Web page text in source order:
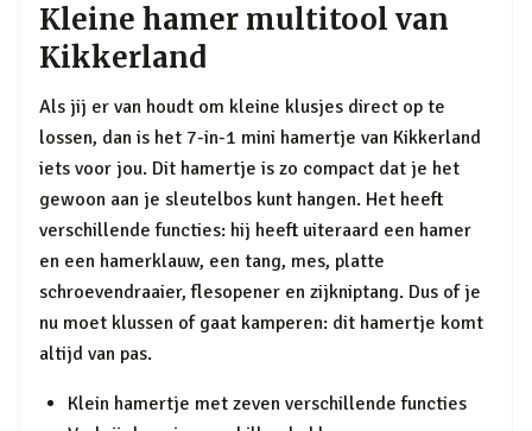
Kleine hamer multitool van
Kikkerland
Als jij er van houdt om kleine klusjes direct op te
lossen, dan is het 7-in-1 mini hamertje van Kikkerland
iets voor jou. Dit hamertje is zo compact dat je het
gewoon aan je sleutelbos kunt hangen. Het heeft
verschillende functies: hij heeft uiteraard een hamer
en een hamerklauw, een tang, mes, platte
schroevendraaier, flesopener en zijkniptang. Dus of je
nu moet klussen of gaat kamperen: dit hamertje komt
altijd van pas.
Klein hamertje met zeven verschillende functies